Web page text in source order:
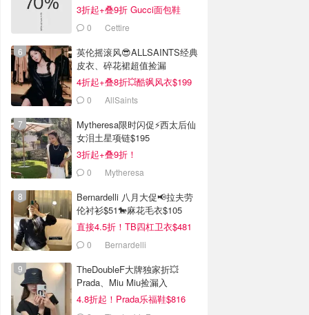
3折起+叠9折 Gucci面包鞋
$9910 Cettire
英伦摇滚风😎ALLSAINTS经典
皮衣、碎花裙超值捡漏
4折起+叠8折💥酷飒风衣$199
0 AllSaints
Mytheresa限时闪促⚡️西太后仙
女泪土星项链$195
3折起+叠9折！
0 Mytheresa
Bernardelli 八月大促📢拉夫劳
伦衬衫$51🐎麻花毛衣$105
直接4.5折！TB四杠卫衣$481
0 Bernardelli
TheDoubleF大牌独家折💥
Prada、Miu Miu捡漏入
4.8折起！Prada乐福鞋$816